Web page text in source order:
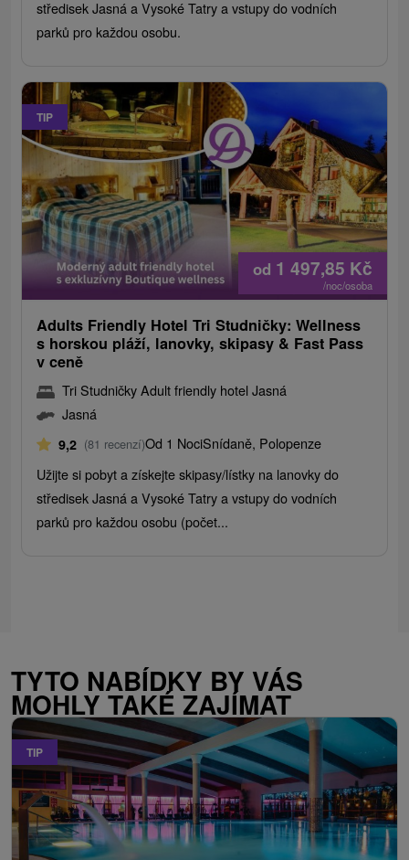
středisek Jasná a Vysoké Tatry a vstupy do vodních
parků pro každou osobu.
TIP
od 1 497,85 Kč
/noc/osoba
Adults Friendly Hotel Tri Studničky: Wellness
s horskou pláží, lanovky, skipasy & Fast Pass
v ceně
Tri Studničky Adult friendly hotel Jasná
Jasná
9,2 (81 recenzí)Od 1 NociSnídaně, Polopenze
Užijte si pobyt a získejte skipasy/lístky na lanovky do
středisek Jasná a Vysoké Tatry a vstupy do vodních
parků pro každou osobu (počet...
TYTO NABÍDKY BY VÁS
MOHLY TAKÉ ZAJÍMAT
TIP